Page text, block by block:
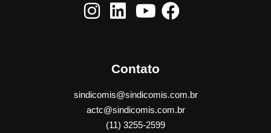
Contato
sindicomis@sindicomis.com.br
actc@sindicomis.com.br
(11) 3255-2599